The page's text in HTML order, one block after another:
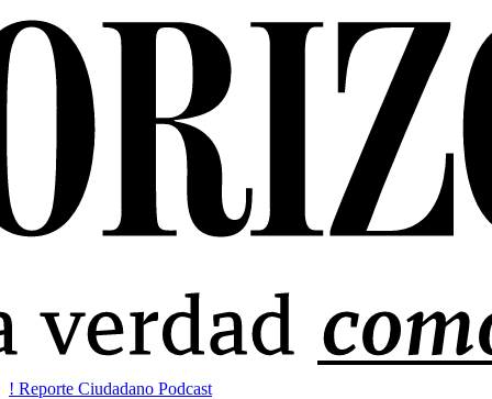
! Reporte Ciudadano Podcast